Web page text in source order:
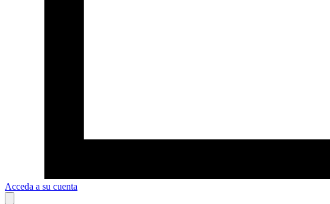
Acceda a su cuenta